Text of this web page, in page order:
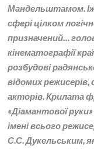
Мандельштамом.
сфері цілком
призначений…
кінематографії
розбудові
відомих режисерів,
акторів. Крилата
«Діамантової
імені всього
С.С. Дукельським,